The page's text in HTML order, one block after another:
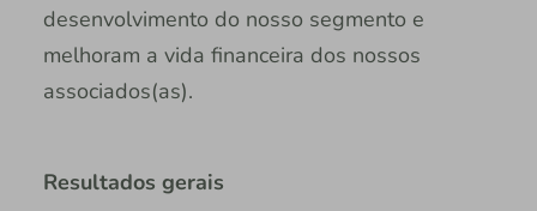
desenvolvimento do nosso segmento e
melhoram a vida financeira dos nossos
associados(as).
Resultados gerais